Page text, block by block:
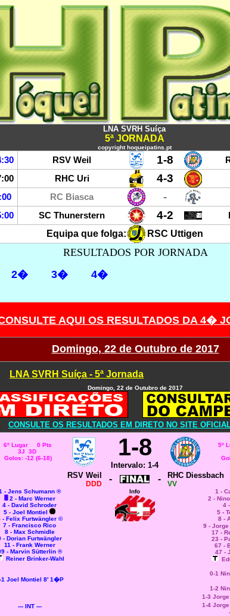
LNA SVRH Suíça
5ª JORNADA
copyright hoqueipatins.pt
RSV Weil 1-8
RHC Uri 4-3
RC Biasca -
SC Thunerstern 4-2
Equipa que folga: RSC Uttigen
RESULTADOS POR JORNADA
2� 3� 4�
AQUI OS RESULTADOS DA 4�
Domingo, 22 de Outubro de 2017
LNA SVRH Suíça - 5ª Jornada
Domingo, 22 de Outubro de 2017
CONSULTE OS RESULTADOS EM DIRETO NO SITE
6º Lugar 0 Pts
3J 3D
Golos: -12 (6-18)
1-8
Intervalo: 1-4
5º
RSV Weil
DDD - - RHC Diessbach
VV
- Jens Schumann ®
2 - Marc Werner
4 - David Schroder
5 - Joel Montiel
- Felix Furtwängler ©
7 - Francisco Rico
8 - Max Schmidle
- Dorian Furtwängler
11 - Frank Werner
- Marvin Sütterlin ®
Reiner Brinker-Wahl
1 Joel Montiel 8' 1�P
--- INT ---
Info
1 -
2 -
4
5 -
8 -
9 -
17 -
23 -
67 -
47 -
0-1
1-2
1-3
1-4